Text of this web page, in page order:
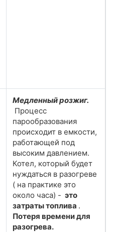
Медленный розжиг.
Процесс
парообразования
происходит в емкости,
работающей под
высоким давлением.
Котел, который будет
нуждаться в разогреве
( на практике это
около часа) - это
затраты топлива .
Потеря времени для
разогрева.